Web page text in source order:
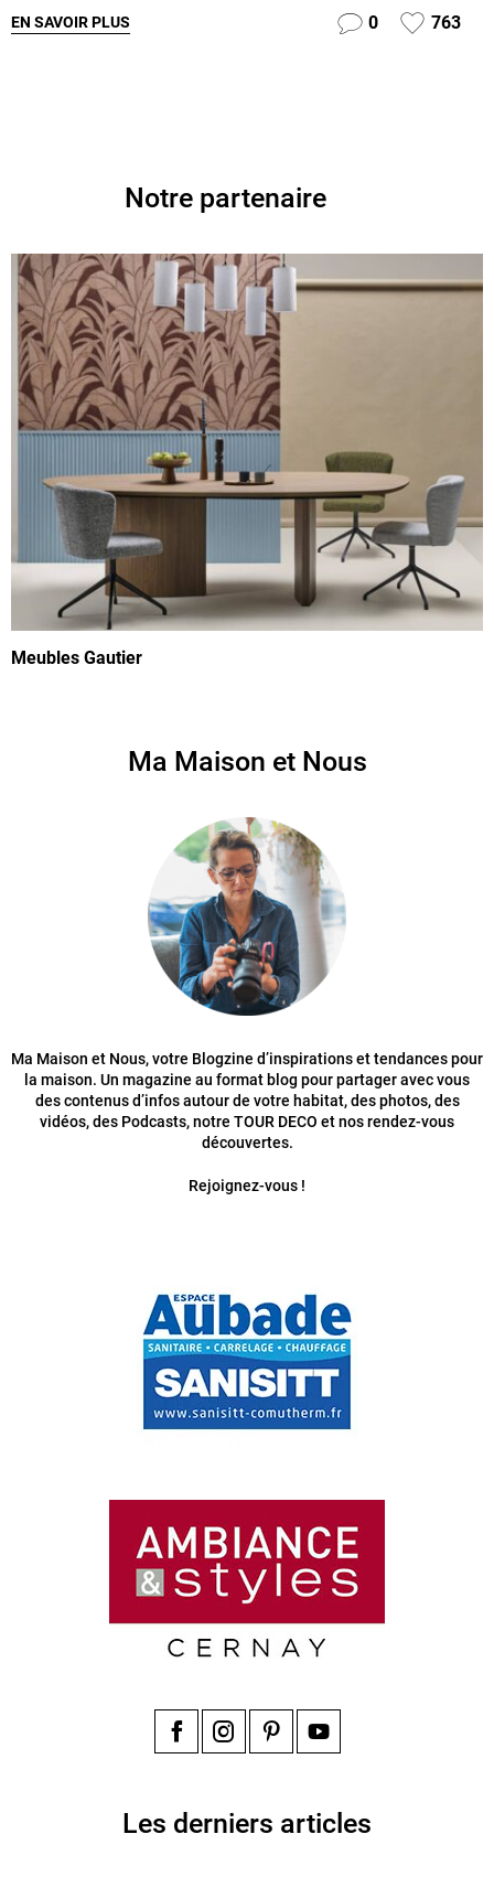
EN SAVOIR PLUS 0 763
Notre partenaire
Meubles Gautier
Ma Maison et Nous
Ma Maison et Nous, votre Blogzine d’inspirations et tendances pour
la maison. Un magazine au format blog pour partager avec vous
des contenus d’infos autour de votre habitat, des photos, des
vidéos, des Podcasts, notre TOUR DECO et nos rendez-vous
découvertes.
Rejoignez-vous !
Les derniers articles